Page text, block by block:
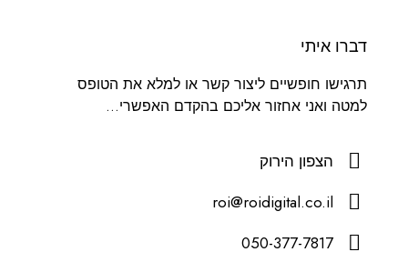
דברו איתי
תרגישו חופשיים ליצור קשר או למלא את הטופס
למטה ואני אחזור אליכם בהקדם האפשרי...
הצפון הירוק
roi@roidigital.co.il
050-377-7817